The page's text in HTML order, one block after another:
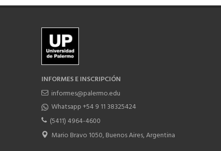
INFORMES E INSCRIPCIÓN
informes@palermo.edu
Whatsapp +54 9 11 38325424
(5411) 4964-4600
Mario Bravo 1050, Buenos Aires, Argentina